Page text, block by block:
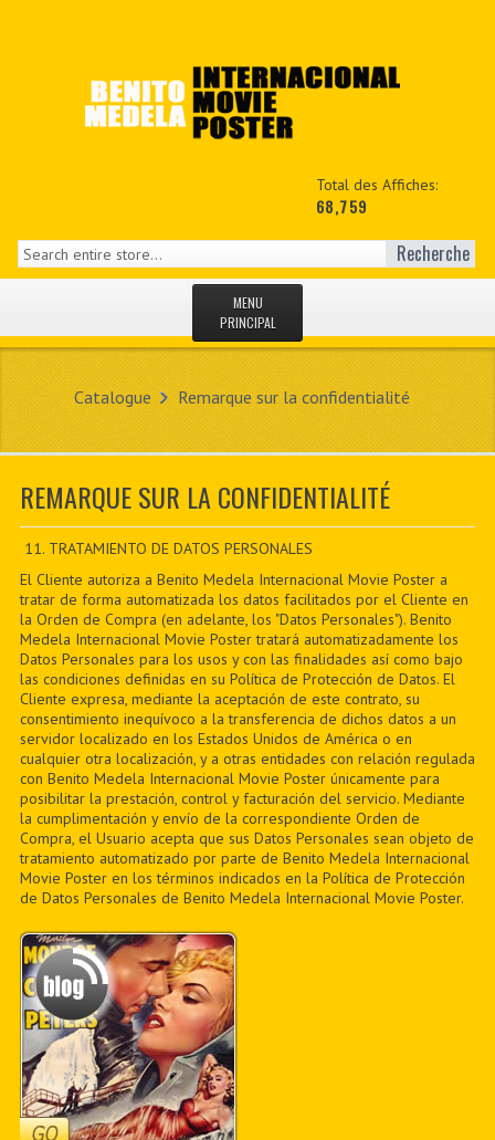
Total des Affiches:
68,759
Recherche
MENU
PRINCIPAL
NEWS
MON COPTE
CONTACTER
PDF BOOKS
CUSTOM PDF
Catalogue Remarque sur la confidentialité
REMARQUE SUR LA CONFIDENTIALITÉ
11. TRATAMIENTO DE DATOS PERSONALES
El Cliente autoriza a Benito Medela Internacional Movie Poster a
tratar de forma automatizada los datos facilitados por el Cliente en
la Orden de Compra (en adelante, los "Datos Personales"). Benito
Medela Internacional Movie Poster tratará automatizadamente los
Datos Personales para los usos y con las finalidades así como bajo
las condiciones definidas en su Política de Protección de Datos. El
Cliente expresa, mediante la aceptación de este contrato, su
consentimiento inequívoco a la transferencia de dichos datos a un
servidor localizado en los Estados Unidos de América o en
cualquier otra localización, y a otras entidades con relación regulada
con Benito Medela Internacional Movie Poster únicamente para
posibilitar la prestación, control y facturación del servicio. Mediante
la cumplimentación y envío de la correspondiente Orden de
Compra, el Usuario acepta que sus Datos Personales sean objeto de
tratamiento automatizado por parte de Benito Medela Internacional
Movie Poster en los términos indicados en la Política de Protección
de Datos Personales de Benito Medela Internacional Movie Poster.